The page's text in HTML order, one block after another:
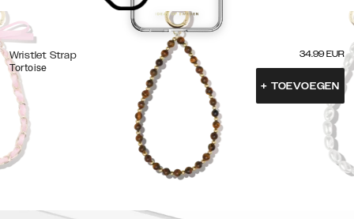
Wristlet Strap
Tortoise
34.99 EUR
+ TOEVOEGEN